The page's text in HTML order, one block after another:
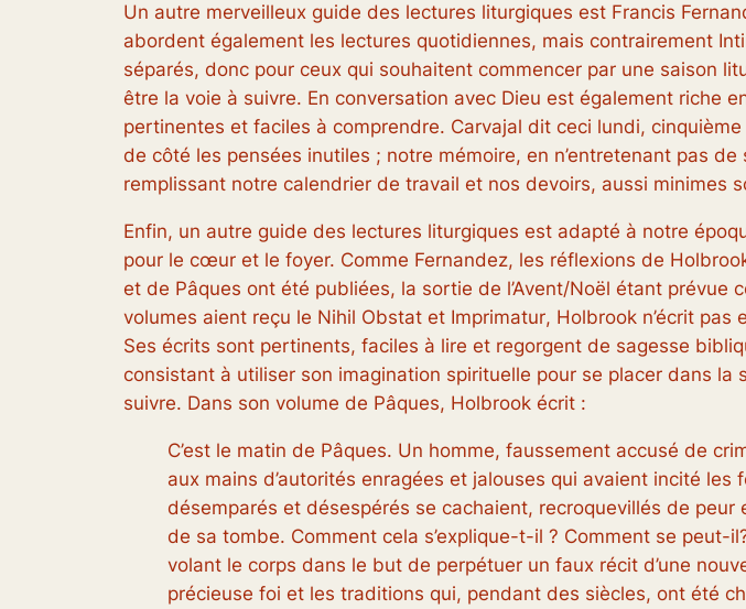
Un autre merveilleux guide des lectures liturgiques est Francis
abordent également les lectures quotidiennes, mais contrairement
séparés, donc pour ceux qui souhaitent commencer par une saison
être la voie à suivre. En conversation avec Dieu est également riche
pertinentes et faciles à comprendre. Carvajal dit ceci lundi,
de côté les pensées inutiles ; notre mémoire, en n’entretenant pas
remplissant notre calendrier de travail et nos devoirs, aussi minimes
Enfin, un autre guide des lectures liturgiques est adapté à notre
pour le cœur et le foyer. Comme Fernandez, les réflexions de
et de Pâques ont été publiées, la sortie de l’Avent/Noël étant prévue
volumes aient reçu le Nihil Obstat et Imprimatur, Holbrook n’écrit
Ses écrits sont pertinents, faciles à lire et regorgent de sagesse
consistant à utiliser son imagination spirituelle pour se placer dans
suivre. Dans son volume de Pâques, Holbrook écrit :
C’est le matin de Pâques. Un homme, faussement accusé de
aux mains d’autorités enragées et jalouses qui avaient incité
désemparés et désespérés se cachaient, recroquevillés de
de sa tombe. Comment cela s’explique-t-il ? Comment se peut-
volant le corps dans le but de perpétuer un faux récit d’une
précieuse foi et les traditions qui, pendant des siècles, ont été